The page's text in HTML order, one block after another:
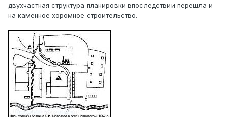
двухчастная структура планировки впоследствии перешла и
на каменное хоромное строительство.